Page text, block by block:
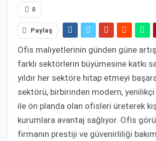
0
Paylaş
Ofis maliyetlerinin günden güne
farklı sektörlerin büyümesine katkı
yıldır her sektöre hitap etmeyi
sektörü, birbirinden modern, yenilikçi
ile ön planda olan ofisleri üreterek
kurumlara avantaj sağlıyor. Ofis
firmanın prestiji ve güvenirliliği